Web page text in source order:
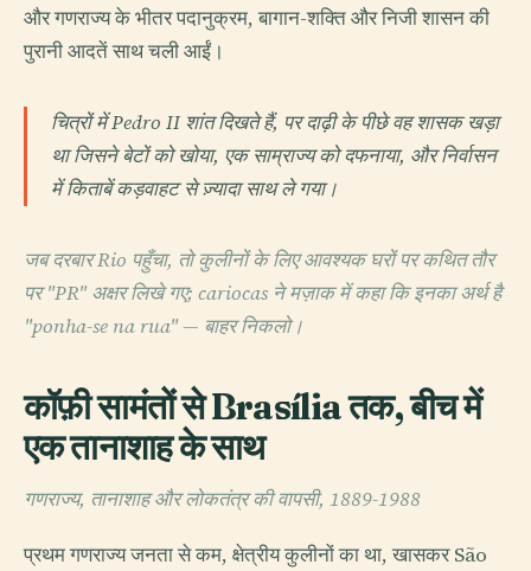
और गणराज्य के भीतर पदानुक्रम, बागान-शक्ति और निजी शासन की
पुरानी आदतें साथ चली आईं।
चित्रों में Pedro II शांत दिखते हैं, पर दाढ़ी के पीछे वह शासक खड़ा
था जिसने बेटों को खोया, एक साम्राज्य को दफनाया, और निर्वासन
में किताबें कड़वाहट से ज़्यादा साथ ले गया।
जब दरबार Rio पहुँचा, तो कुलीनों के लिए आवश्यक घरों पर कथित तौर
पर "PR" अक्षर लिखे गए; cariocas ने मज़ाक में कहा कि इनका अर्थ है
"ponha-se na rua" — बाहर निकलो।
कॉफ़ी सामंतों से Brasília तक, बीच में
एक तानाशाह के साथ
गणराज्य, तानाशाह और लोकतंत्र की वापसी, 1889-1988
प्रथम गणराज्य जनता से कम, क्षेत्रीय कुलीनों का था, खासकर São